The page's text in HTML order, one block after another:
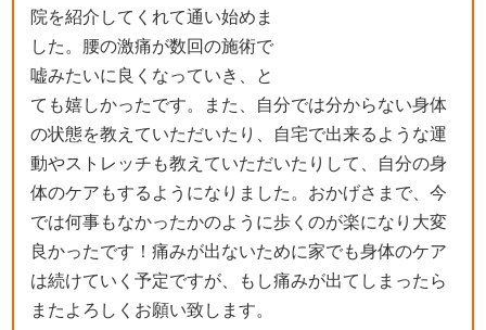
院を紹介してくれて通い始めま
した。腰の激痛が数回の施術で
嘘みたいに良くなっていき、と
ても嬉しかったです。また、自分では分からない身体
の状態を教えていただいたり、自宅で出来るような運
動やストレッチも教えていただいたりして、自分の身
体のケアもするようになりました。おかげさまで、今
では何事もなかったかのように歩くのが楽になり大変
良かったです！痛みが出ないために家でも身体のケア
は続けていく予定ですが、もし痛みが出てしまったら
またよろしくお願い致します。